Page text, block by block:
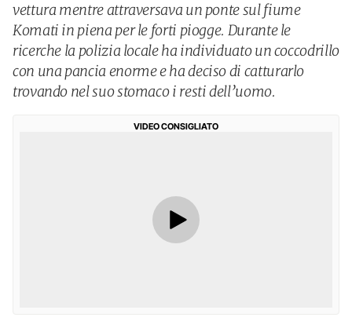
vettura mentre attraversava un ponte sul fiume
Komati in piena per le forti piogge. Durante le
ricerche la polizia locale ha individuato un coccodrillo
con una pancia enorme e ha deciso di catturarlo
trovando nel suo stomaco i resti dell’uomo.
VIDEO CONSIGLIATO